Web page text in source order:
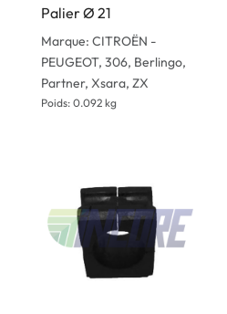
Palier Ø 21
Marque: CITROËN -
PEUGEOT, 306, Berlingo,
Partner, Xsara, ZX
Poids: 0.092 kg